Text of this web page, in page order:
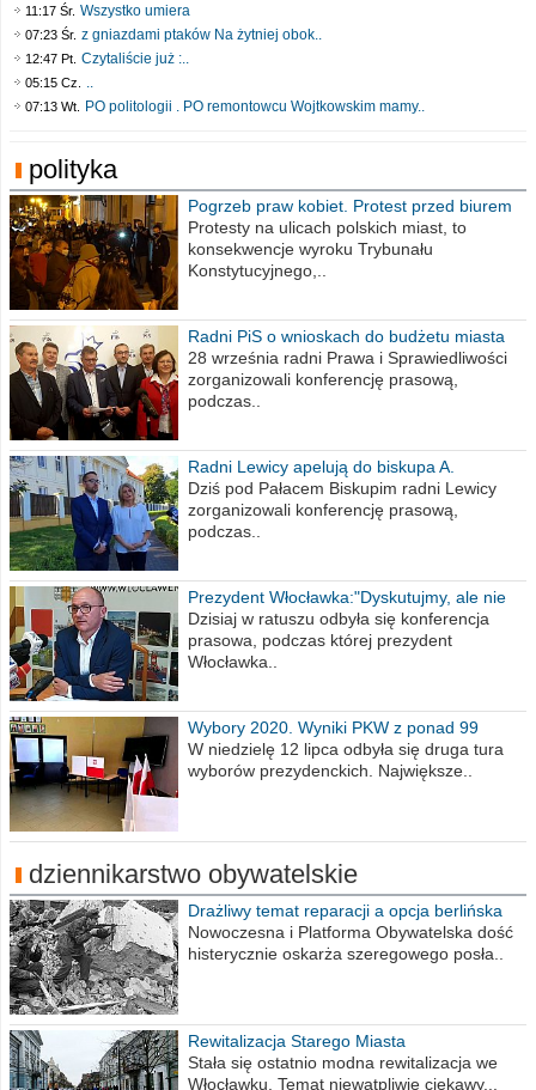
11:17 Śr. Wszystko umiera
07:23 Śr. z gniazdami ptaków Na żytniej obok..
12:47 Pt. Czytaliście już :..
05:15 Cz. ..
07:13 Wt. PO politologii . PO remontowcu Wojtkowskim mamy..
polityka
Pogrzeb praw kobiet. Protest przed biurem
poselskim PiS
Protesty na ulicach polskich miast, to
konsekwencje wyroku Trybunału
Konstytucyjnego,..
Radni PiS o wnioskach do budżetu miasta
na 2021 rok
28 września radni Prawa i Sprawiedliwości
zorganizowali konferencję prasową,
podczas..
Radni Lewicy apelują do biskupa A.
Wiesława Meringa
Dziś pod Pałacem Biskupim radni Lewicy
zorganizowali konferencję prasową,
podczas..
Prezydent Włocławka:"Dyskutujmy, ale nie
obrażajmy się”
Dzisiaj w ratuszu odbyła się konferencja
prasowa, podczas której prezydent
Włocławka..
Wybory 2020. Wyniki PKW z ponad 99
procent obwodów
W niedzielę 12 lipca odbyła się druga tura
wyborów prezydenckich. Największe..
dziennikarstwo obywatelskie
Drażliwy temat reparacji a opcja berlińska
Nowoczesna i Platforma Obywatelska dość
histerycznie oskarża szeregowego posła..
Rewitalizacja Starego Miasta
Stała się ostatnio modna rewitalizacja we
Włocławku. Temat niewątpliwie ciekawy...